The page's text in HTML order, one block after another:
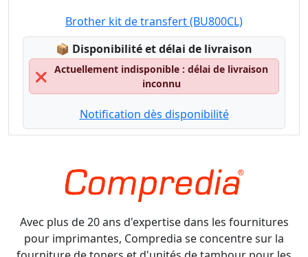
Brother kit de transfert (BU800CL)
📦 Lagerstatus:
Disponibilité et délai de livraison
❌
Actuellement indisponible : délai de livraison
inconnu
Notification dès disponibilité
Avec plus de 20 ans d'expertise dans les fournitures
pour imprimantes, Compredia se concentre sur la